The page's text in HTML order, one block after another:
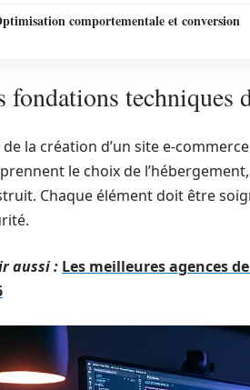
comportementale et conversion
fondations techniques
de la création d’un site e-
le choix de
Chaque élément doit être
aussi : Les meilleures agences